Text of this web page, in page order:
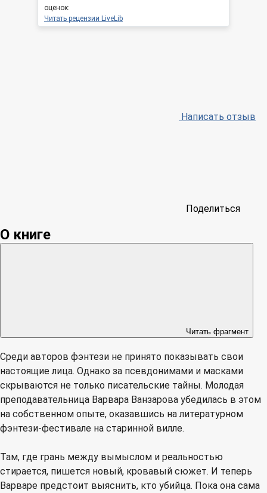
оценок:
Читать рецензии LiveLib
Написать отзыв
Поделиться
О книге
Читать фрагмент
Среди авторов фэнтези не принято показывать свои
настоящие лица. Однако за псевдонимами и масками
скрываются не только писательские тайны. Молодая
преподавательница Варвара Ванзарова убедилась в этом
на собственном опыте, оказавшись на литературном
фэнтези-фестивале на старинной вилле.
Там, где грань между вымыслом и реальностью
стирается, пишется новый, кровавый сюжет. И теперь
Варваре предстоит выяснить, кто убийца. Пока она сама